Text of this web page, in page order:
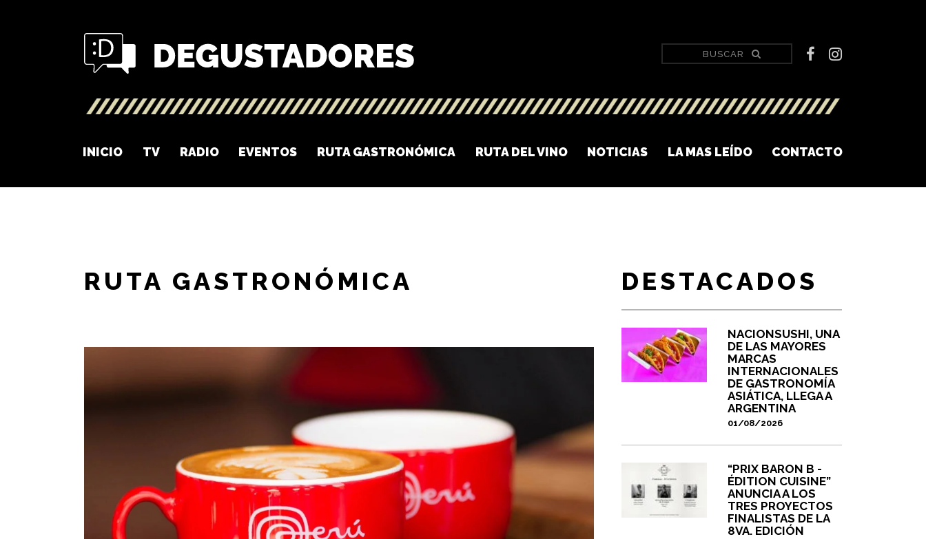
INICIO TV RADIO EVENTOS RUTA GASTRONÓMICA RUTA DEL VINO NOTICIAS LA MAS LEÍDO CONTACTO
RUTA GASTRONÓMICA DESTACADOS
NACIONSUSHI, UNA
DE LAS MAYORES
MARCAS
INTERNACIONALES
DE GASTRONOMÍA
ASIÁTICA, LLEGA A
ARGENTINA
01/08/2026
“PRIX BARON B -
ÉDITION CUISINE”
ANUNCIA A LOS
TRES PROYECTOS
FINALISTAS DE LA
8VA. EDICIÓN